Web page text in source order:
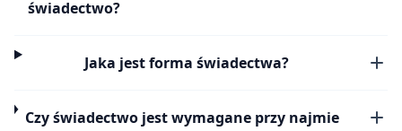
świadectwo?
Jaka jest forma świadectwa?
Czy świadectwo jest wymagane przy najmie